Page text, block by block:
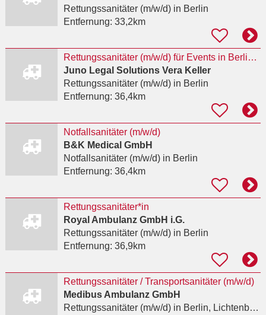
Rettungssanitäter (m/w/d)in Berlin
Entfernung: 33,2km
Rettungssanitäter (m/w/d) für Events in Berlin/Brandenburg
Juno Legal Solutions Vera Keller
Rettungssanitäter (m/w/d)in Berlin
Entfernung: 36,4km
Notfallsanitäter (m/w/d)
B&K Medical GmbH
Notfallsanitäter (m/w/d)in Berlin
Entfernung: 36,4km
Rettungssanitäter*in
Royal Ambulanz GmbH i.G.
Rettungssanitäter (m/w/d)in Berlin
Entfernung: 36,9km
Rettungssanitäter / Transportsanitäter (m/w/d)
Medibus Ambulanz GmbH
Rettungssanitäter (m/w/d)in Berlin, Lichtenberg